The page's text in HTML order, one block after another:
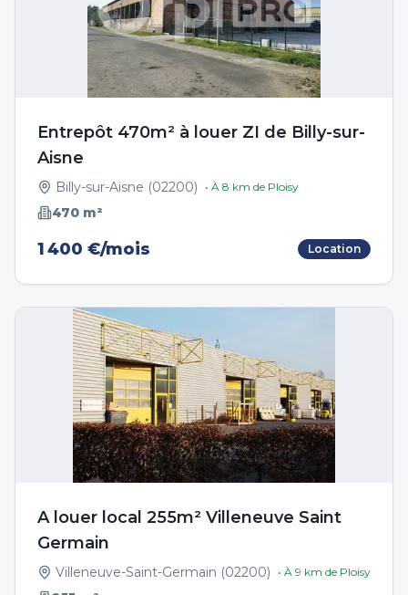
Entrepôt 470m² à louer ZI de Billy-sur-
Aisne
Billy-sur-Aisne (02200) • À 8 km de Ploisy
470 m²
1 400 €/mois Location
A louer local 255m² Villeneuve Saint
Germain
Villeneuve-Saint-Germain (02200) • À 9 km de Ploisy